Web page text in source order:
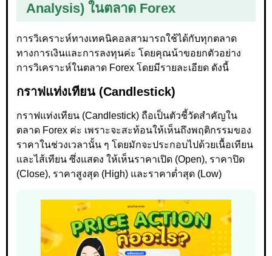
Analysis) ในตลาด Forex
การวิเคราะห์ทางเทคนิคอลสามารถใช้ได้กับทุกตลาด
ทางการเงินและการลงทุนค่ะ โดยคุณน้าขอยกตัวอย่าง
การวิเคราะห์ในตลาด Forex โดยมีรายละเอียด ดังนี้
กราฟแท่งเทียน (Candlestick)
กราฟแท่งเทียน (Candlestick) ถือเป็นตัวชี้วัดสำคัญใน
ตลาด Forex ค่ะ เพราะจะสะท้อนให้เห็นถึงพฤติกรรมของ
ราคาในช่วงเวลานั้น ๆ โดยมักจะประกอบไปด้วยเนื้อเทียน
และไส้เทียน ซึ่งแสดง ให้เห็นราคาเปิด (Open), ราคาปิด
(Close), ราคาสูงสุด (High) และราคาต่ำสุด (Low)